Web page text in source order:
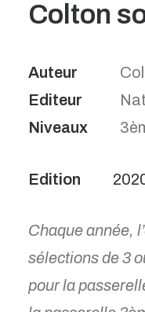
Colton
Auteur
Editeur
Niveaux
Chaque année,
sélections de 3
pour la